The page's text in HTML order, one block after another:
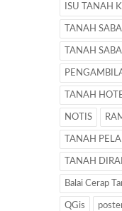
ISU TANAH
TANAH
TANAH
TANAH
NOTIS
TANAH
TANAH
Balai Cerap
QGis